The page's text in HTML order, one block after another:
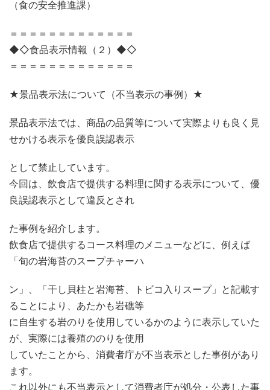
（食の安全推進課）
＝＝＝＝＝＝＝＝＝＝＝＝＝
◆◇食品表示情報（２）◆◇
＝＝＝＝＝＝＝＝＝＝＝＝＝
★景品表示法について（不当表示の事例）★
景品表示法では、商品の品質等について実際よりも良く見
せかける表示を優良誤認表示
として禁止しています。
今回は、飲食店で提供する料理に関する表示について、優
良誤認表示として違反とされ
た事例を紹介します。
飲食店で提供するコース料理のメニューなどに、例えば
「旬の岩海苔のスープチャーハ
ン」、「干し貝柱と岩海苔、トビコ入りスープ」と記載す
ることにより、あたかも岩礁等
に自生する岩のりを使用しているかのように表示していた
が、実際には養殖ののりを使用
していたことから、消費者庁が不当表示とした事例があり
ます。
これ以外にも不当表示として消費者庁が処分・公表した事